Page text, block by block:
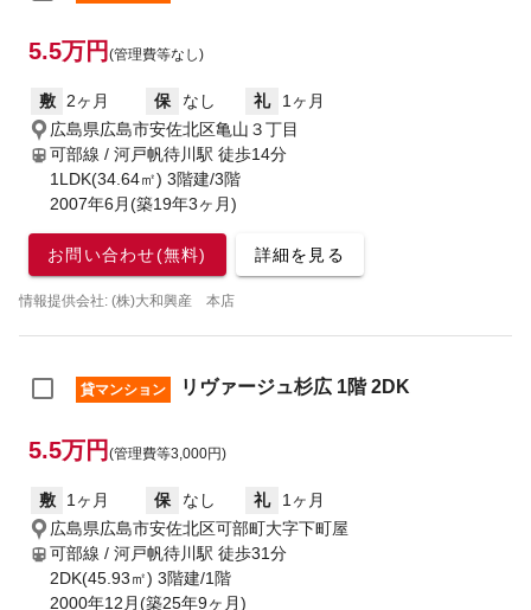
5.5万円 (管理費等なし)
敷 2ヶ月 保 なし 礼
1ヶ月
広島県広島市安佐北区亀山３丁目
可部線 / 河戸帆待川駅 徒歩14分
1LDK(34.64㎡) 3階建/3階
2007年6月(築19年3ヶ月)
お問い合わせ(無料) 詳細を見る
情報提供会社: (株)大和興産 本店
貸マンション リヴァージュ杉広 1階 2DK
5.5万円 (管理費等3,000円)
敷 1ヶ月 保 なし 礼
1ヶ月
広島県広島市安佐北区可部町大字下町屋
可部線 / 河戸帆待川駅 徒歩31分
2DK(45.93㎡) 3階建/1階
2000年12月(築25年9ヶ月)